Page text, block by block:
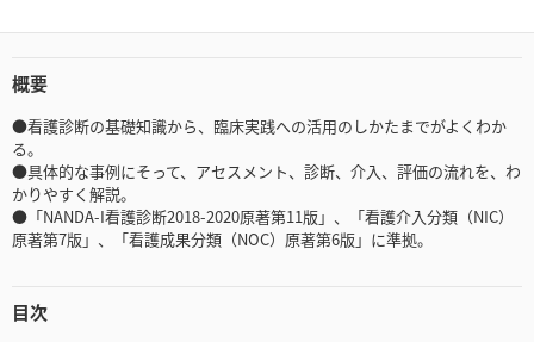
概要
●看護診断の基礎知識から、臨床実践への活用のしかたまでがよくわか
る。
●具体的な事例にそって、アセスメント、診断、介入、評価の流れを、わ
かりやすく解説。
●「NANDA-I看護診断2018-2020原著第11版」、「看護介入分類（NIC）
原著第7版」、「看護成果分類（NOC）原著第6版」に準拠。
目次